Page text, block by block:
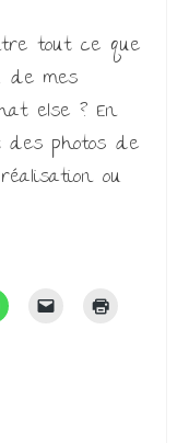
tout ce que
de mes
else ? En
photos de
ou